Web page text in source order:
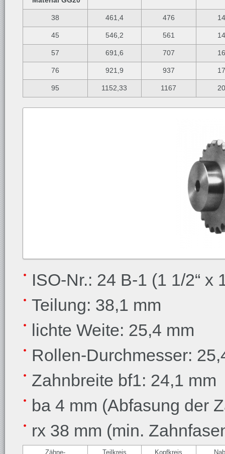
38 461,4 476
45 546,2 561
57 691,6 707
76 921,9 937
95 1152,33 1167
ISO-Nr.: 24 B-1 (1 1/2“ x
Teilung: 38,1 mm
lichte Weite: 25,4 mm
Rollen-Durchmesser:
Zahnbreite bf1: 24,1 mm
ba 4 mm (Abfasung der
rx 38 mm (min.
Zähne- Teilkreis Kopfkreis